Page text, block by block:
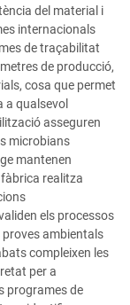
del material i
internacionals
de traçabilitat
de producció,
cosa que permet
qualsevol
asseguren
microbians
mantenen
realitza
els processos
ambientals
compleixen les
per a
programes de